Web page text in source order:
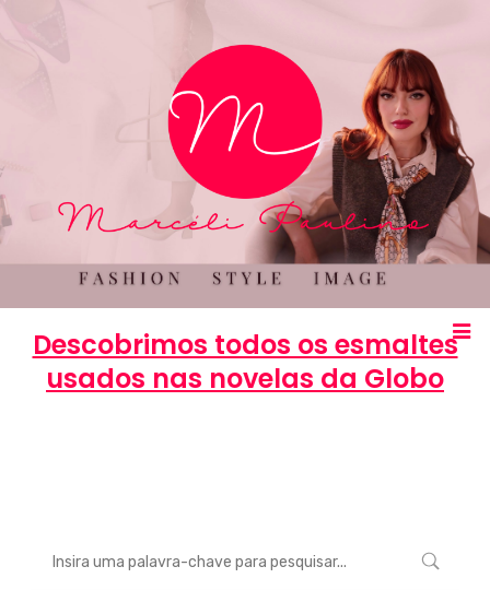
Descobrimos todos os esmaltes
usados nas novelas da Globo